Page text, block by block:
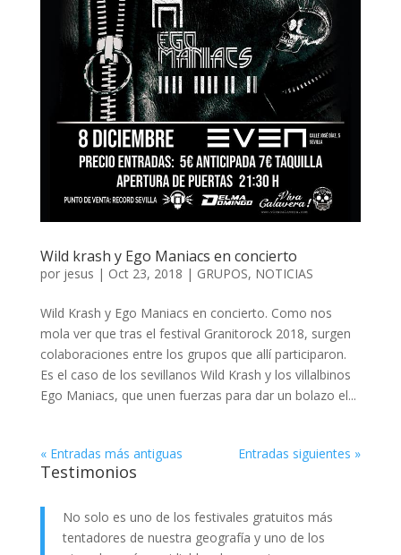
Wild krash y Ego Maniacs en concierto
por jesus | Oct 23, 2018 | GRUPOS, NOTICIAS
Wild Krash y Ego Maniacs en concierto. Como nos
mola ver que tras el festival Granitorock 2018, surgen
colaboraciones entre los grupos que allí participaron.
Es el caso de los sevillanos Wild Krash y los villalbinos
Ego Maniacs, que unen fuerzas para dar un bolazo el...
« Entradas más antiguas Entradas siguientes »
Testimonios
No solo es uno de los festivales gratuitos más
tentadores de nuestra geografía y uno de los